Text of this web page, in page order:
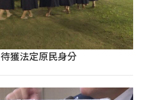
獲法定原民身分